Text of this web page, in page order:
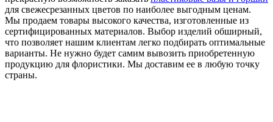
для свежесрезанных цветов по наиболее выгодным ценам.
Мы продаем товары высокого качества, изготовленные из
сертифицированных материалов. Выбор изделий обширный,
что позволяет нашим клиентам легко подбирать оптимальные
варианты. Не нужно будет самим вывозить приобретенную
продукцию для флористики. Мы доставим ее в любую точку
страны.